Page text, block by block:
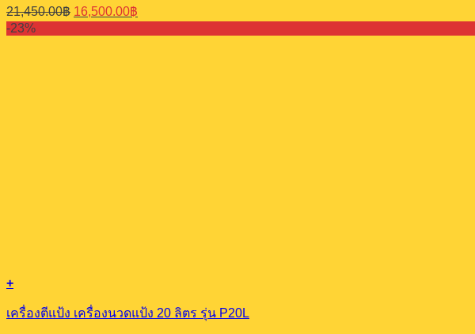
21,450.00฿ Original
price
was:
16,500.00฿
price
is:
-23%
+
เครื่องตีแป้ง เครื่องนวดแป้ง 20 ลิตร รุ่น P20L